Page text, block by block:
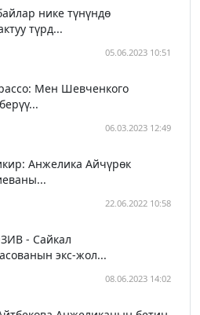
нике түнүндө
түрд...
05.06.2023 10:51
Мен Шевченкого
06.03.2023 12:49
Анжелика Айчүрөк
22.06.2022 10:58
- Сайкал
экс-жол...
08.06.2023 14:02